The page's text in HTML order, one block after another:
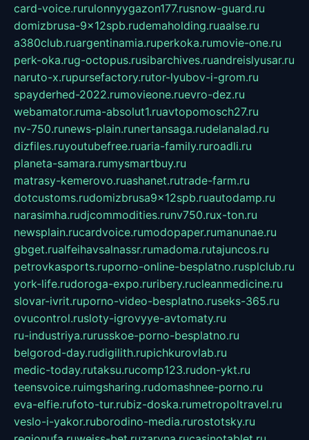
card-voice.rurulonnyygazon177.rusnow-guard.ru
domizbrusa-9x12spb.rudemaholding.ruaalse.ru
a380club.ruargentinamia.ruperkoka.rumovie-one.ru
perk-oka.rug-octopus.rusibarchives.ruandreislyusar.ru
naruto-x.rupursefactory.rutor-lyubov-i-grom.ru
spayderhed-2022.rumovieone.ruevro-dez.ru
webamator.ruma-absolut1.ruavtopomosch27.ru
nv-750.runews-plain.runertansaga.rudelanalad.ru
dizfiles.ruyoutubefree.ruaria-family.ruroadli.ru
planeta-samara.rumysmartbuy.ru
matrasy-kemerovo.ruashanet.rutrade-farm.ru
dotcustoms.rudomizbrusa9x12spb.ruautodamp.ru
narasimha.rudjcommodities.runv750.rux-ton.ru
newsplain.rucardvoice.rumodopaper.rumanunae.ru
gbget.rualfeihavsalnassr.rumadoma.rutajuncos.ru
petrovkasports.ruporno-online-besplatno.rusplclub.ru
york-life.rudoroga-expo.ruribery.rucleanmedicine.ru
slovar-ivrit.ruporno-video-besplatno.ruseks-365.ru
ovucontrol.rusloty-igrovyye-avtomaty.ru
ru-industriya.rurusskoe-porno-besplatno.ru
belgorod-day.rudigilith.rupichkurovlab.ru
medic-today.rutaksu.rucomp123.rudon-ykt.ru
teensvoice.ruimgsharing.rudomashnee-porno.ru
eva-elfie.rufoto-tur.rubiz-doska.rumetropoltravel.ru
veslo-i-yakor.ruborodino-media.rurostotsky.ru